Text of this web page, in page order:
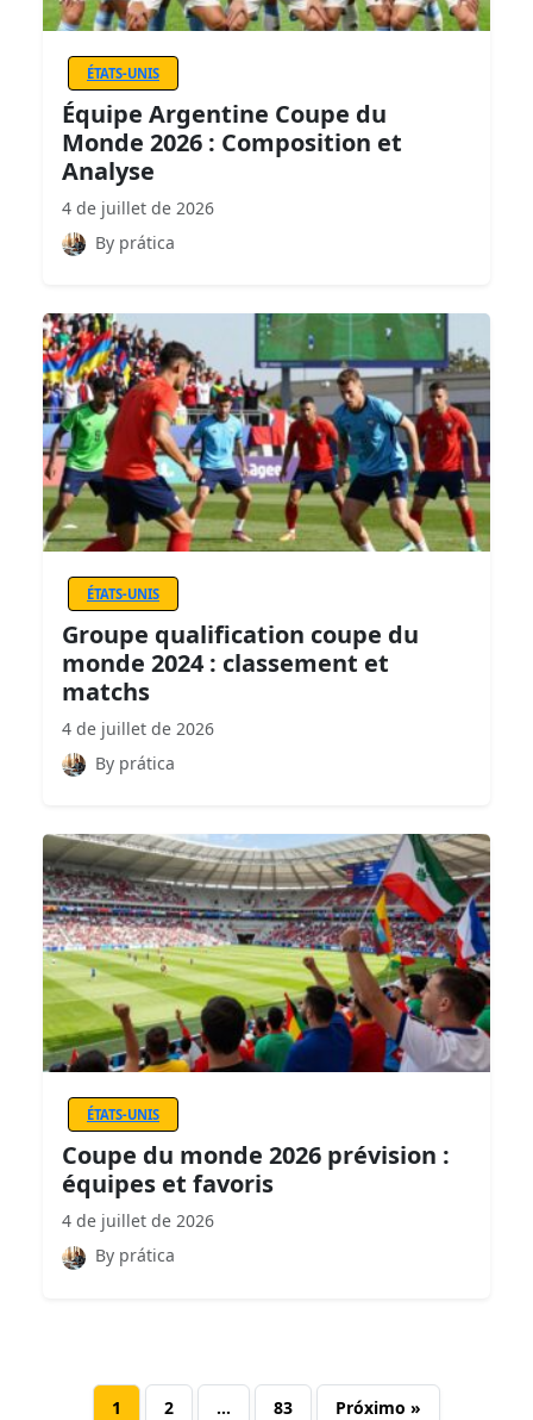
ÉTATS-UNIS
Équipe Argentine Coupe du
Monde 2026 : Composition et
Analyse
4 de juillet de 2026
By prática
ÉTATS-UNIS
Groupe qualification coupe du
monde 2024 : classement et
matchs
4 de juillet de 2026
By prática
ÉTATS-UNIS
Coupe du monde 2026 prévision :
équipes et favoris
4 de juillet de 2026
By prática
1 2 … 83 Próximo »